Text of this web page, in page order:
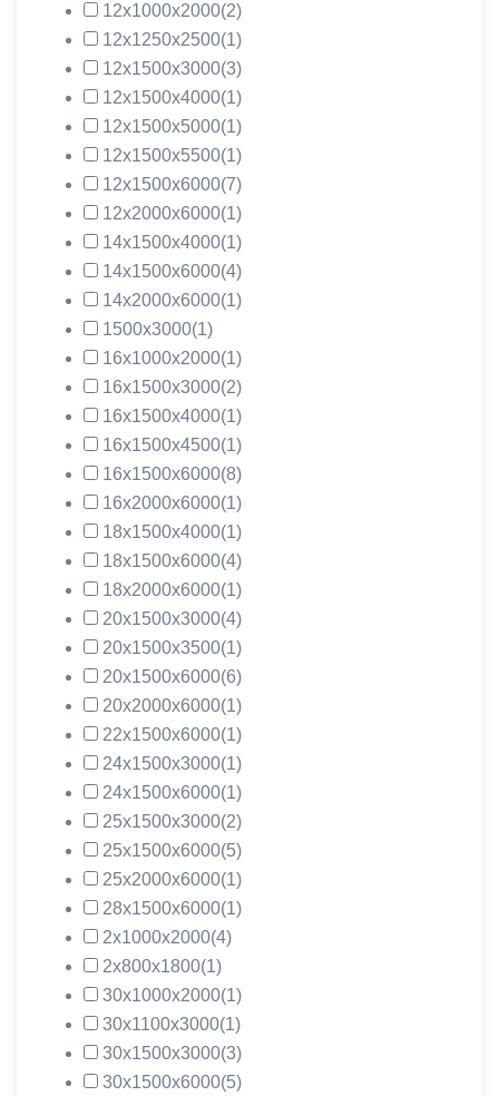
12х1000х2000(2)
12х1250х2500(1)
12х1500х3000(3)
12х1500х4000(1)
12х1500х5000(1)
12х1500х5500(1)
12х1500х6000(7)
12х2000х6000(1)
14х1500х4000(1)
14х1500х6000(4)
14х2000х6000(1)
1500х3000(1)
16х1000х2000(1)
16х1500х3000(2)
16х1500х4000(1)
16х1500х4500(1)
16х1500х6000(8)
16х2000х6000(1)
18х1500х4000(1)
18х1500х6000(4)
18х2000х6000(1)
20х1500х3000(4)
20х1500х3500(1)
20х1500х6000(6)
20х2000х6000(1)
22х1500х6000(1)
24х1500х3000(1)
24х1500х6000(1)
25х1500х3000(2)
25х1500х6000(5)
25х2000х6000(1)
28х1500х6000(1)
2х1000х2000(4)
2х800х1800(1)
30х1000х2000(1)
30х1100х3000(1)
30х1500х3000(3)
30х1500х6000(5)